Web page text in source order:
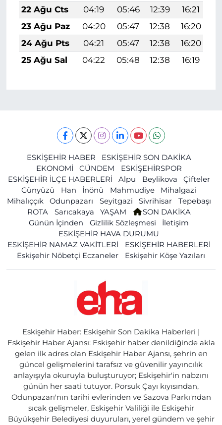
22 Ağu Cts 04:19 05:46 12:39 16:21
23 Ağu Paz
04:20 05:47 12:38 16:20
24 Ağu Pts
04:21 05:47 12:38 16:20
25 Ağu Sal
04:22 05:48 12:38 16:19
ESKİŞEHİR HABER
ESKİŞEHİR SON DAKİKA
EKONOMİ
GÜNDEM
ESKİŞEHİRSPOR
ESKİŞEHİR İLÇE HABERLERİ
Alpu Beylikova
Çifteler
Günyüzü
Han İnönü Mahmudiye
Mihalgazi
Mihalıççık
Odunpazarı Seyitgazi Sivrihisar
Tepebaşı
ROTA
Sarıcakaya YAŞAM
SON DAKİKA
Günün İçinden
Gizlilik Sözleşmesi
İletişim
ESKİŞEHİR HAVA DURUMU
ESKİŞEHİR NAMAZ VAKİTLERİ
ESKİŞEHİR HABERLERİ
Eskişehir Nöbetçi Eczaneler
Eskişehir Köşe Yazıları
Eskişehir Haber: Eskişehir Son Dakika Haberleri |
Eskişehir Haber Ajansı: Eskişehir haber denildiğinde akla
gelen ilk adres olan Eskişehir Haber Ajansı, şehrin en
güncel gelişmelerini tarafsız ve güvenilir yayıncılık
anlayışıyla okuruyla buluşturuyor; Eskişehir'in nabzını
günün her saati tutuyor. Porsuk Çayı kıyısından,
Odunpazarı'nın tarihi evlerinden ve Sazova Parkı'ndan
sıcak gelişmeler, Eskişehir Valiliği ile Eskişehir
Büyükşehir Belediyesi duyuruları, yerel gündem ve şehir